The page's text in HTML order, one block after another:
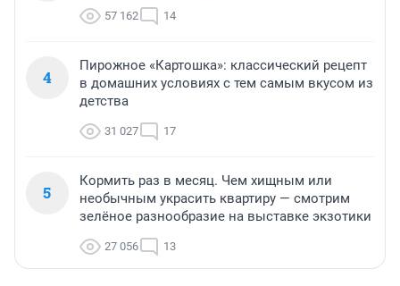
57 162 14
4
Пирожное «Картошка»: классический рецепт
в домашних условиях с тем самым вкусом из
детства
31 027 17
5
Кормить раз в месяц. Чем хищным или
необычным украсить квартиру — смотрим
зелёное разнообразие на выставке экзотики
27 056 13